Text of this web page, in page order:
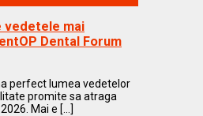
vedetele mai
Dental Forum
perfect lumea vedetelor
promite sa atraga
Mai e [...]